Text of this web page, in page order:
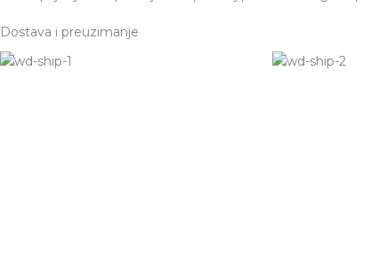
Dostava i preuzimanje